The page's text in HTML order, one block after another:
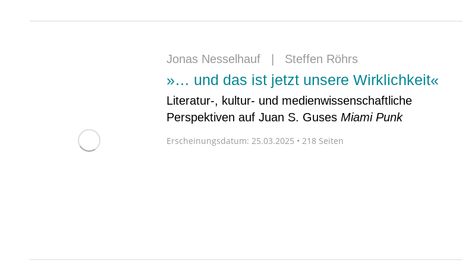
Jonas Nesselhauf Steffen Röhrs
»… und das ist jetzt unsere Wirklichkeit«
Literatur-, kultur- und medienwissenschaftliche
Perspektiven auf Juan S. Guses Miami Punk
Erscheinungsdatum: 25.03.2025 • 218 Seiten